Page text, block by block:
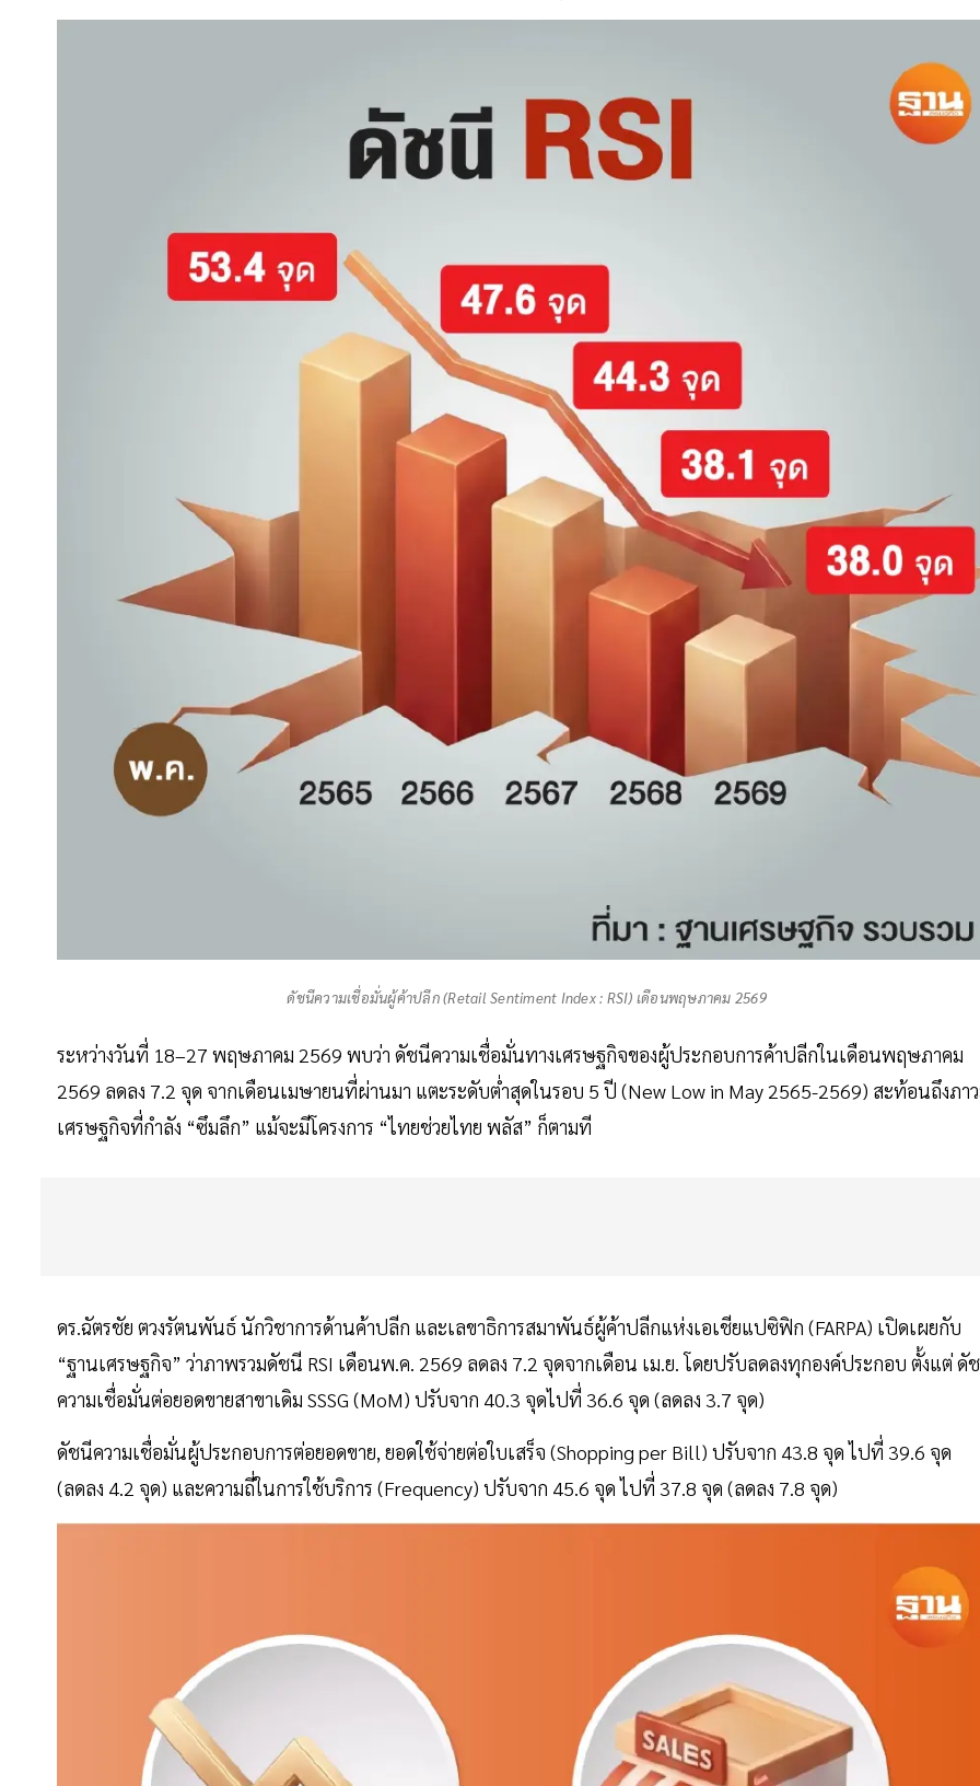
ดัชนีความเชื่อมั่นผู้ค้าปลีก (Retail Sentiment Index : RSI) เดือนพฤษภาคม 2569
ระหว่างวันที่ 18–27 พฤษภาคม 2569 พบว่า ดัชนีความเชื่อมั่นทางเศรษฐกิจของผู้ประกอบการค้าปลีกในเดือนพฤษภาคม
2569 ลดลง 7.2 จุด จากเดือนเมษายนที่ผ่านมา แตะระดับต่ำสุดในรอบ 5 ปี (New Low in May 2565-2569) สะท้อนถึงภา
เศรษฐกิจที่กำลัง “ซึมลึก” แม้จะมีโครงการ “ไทยช่วยไทย พลัส” ก็ตามที
ดร.ฉัตรชัย ตวงรัตนพันธ์ นักวิชาการด้านค้าปลีก และเลขาธิการสมาพันธ์ผู้ค้าปลีกแห่งเอเชียแปซิฟิก (FARPA) เปิดเผยกับ
“ฐานเศรษฐกิจ” ว่าภาพรวมดัชนี RSI เดือนพ.ค. 2569 ลดลง 7.2 จุดจากเดือน เม.ย. โดยปรับลดลงทุกองค์ประกอบ ตั้งแต่ ดั
ความเชื่อมั่นต่อยอดขายสาขาเดิม SSSG (MoM) ปรับจาก 40.3 จุดไปที่ 36.6 จุด (ลดลง 3.7 จุด)
ดัชนีความเชื่อมั่นผู้ประกอบการต่อยอดขาย, ยอดใช้จ่ายต่อใบเสร็จ (Shopping per Bill) ปรับจาก 43.8 จุด ไปที่ 39.6 จุด
(ลดลง 4.2 จุด) และความถี่ในการใช้บริการ (Frequency) ปรับจาก 45.6 จุด ไปที่ 37.8 จุด (ลดลง 7.8 จุด)